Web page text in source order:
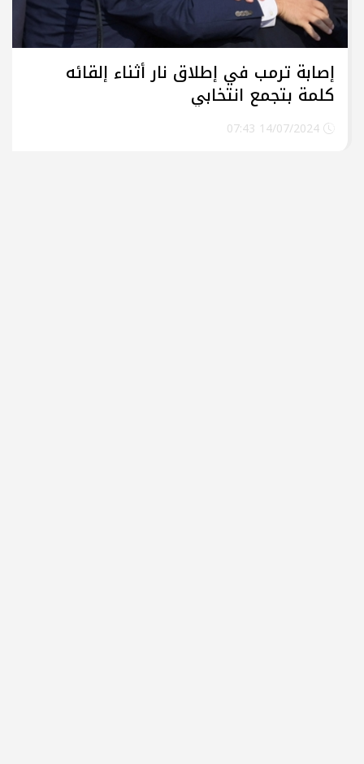
إصابة ترمب في إطلاق نار أثناء إلقائه
كلمة بتجمع انتخابي